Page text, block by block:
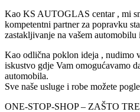
Kao KS AUTOGLAS centar , mi
kompetentni partner za popravku
zastakljivanje na vašem
Kao odlična poklon ideja , nudimo
iskustvo gdje Vam omogućavamo
automobila.
Sve naše usluge i robe možete
ONE-STOP-SHOP – ZAŠTO